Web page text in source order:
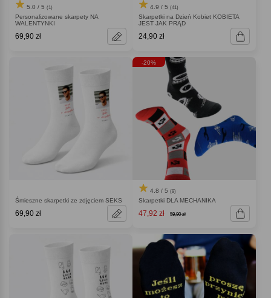
5.0 / 5 (1)
Personalizowane skarpety NA
WALENTYNKI
69,90 zł
4.9 / 5 (41)
Skarpetki na Dzień Kobiet KOBIETA
JEST JAK PRĄD
24,90 zł
Śmieszne skarpetki ze zdjęciem SEKS
69,90 zł
-20%
4.8 / 5 (9)
Skarpetki DLA MECHANIKA
47,92 zł 59,90 zł